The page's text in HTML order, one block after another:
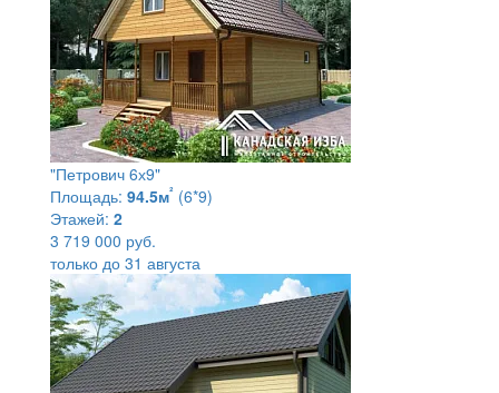
"Петрович 6х9"
Площадь: 94.5м² (6*9)
Этажей: 2
3 719 000 руб.
только до 31 августа